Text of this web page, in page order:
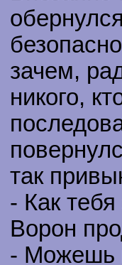
зачем,
никого,
так
- Как
Ворон
- Можешь